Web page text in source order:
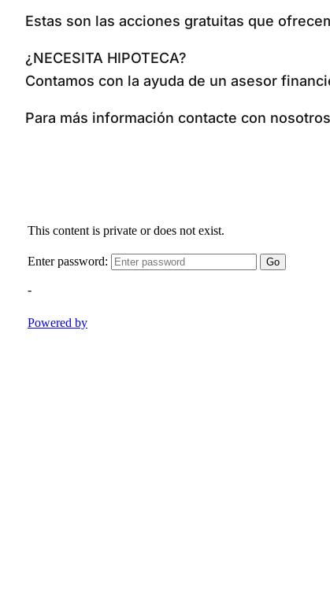
Estas son las acciones gratuitas que
¿NECESITA HIPOTECA?
Contamos con la ayuda de un asesor
Para más información contacte con